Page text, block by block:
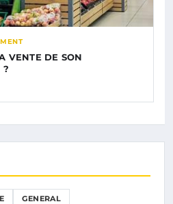
VENTE DE SON
?
GENERAL